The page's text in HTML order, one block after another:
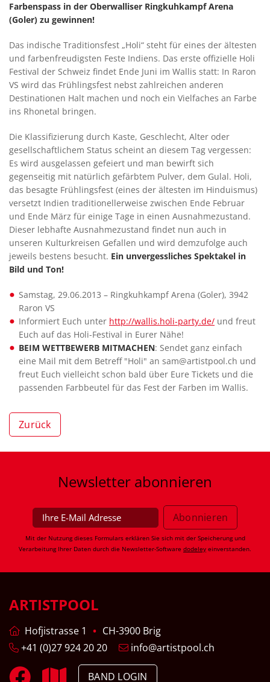
Farbenspass in der Oberwalliser Ringkuhkampf Arena
(Goler) zu gewinnen!
Das indische Traditionsfest „Holi“ steht für eines der ältesten
und farbenfreudigsten Feste Indiens. Das erste offizielle Holi
Festival der Schweiz findet Ende Juni im Wallis statt: In Raron
VS wird das Frühlingsfest nebst zahlreichen anderen
Destinationen Halt machen und noch ein Vielfaches an Farbe
ins Rhonetal bringen.
Die Klassifizierung durch Kaste, Geschlecht, Alter oder
gesellschaftlichem Status scheint an diesem Tag vergessen:
Es wird ausgelassen gefeiert und man bewirft sich
gegenseitig mit natürlich gefärbtem Pulver, dem Gulal. Holi,
das besagte Frühlingsfest (eines der ältesten im Hinduismus)
versetzt Indien traditionellerweise zwischen Ende Februar
und Ende März für einige Tage in einen Ausnahmezustand.
Dieser lebhafte Ausnahmezustand findet nun auch in
unseren Kulturkreisen Gefallen und wird demzufolge auch
jeweils bestens besucht. Ein unvergessliches Spektakel in
Bild und Ton!
Samstag, 29.06.2013 – Ringkuhkampf Arena (Goler), 3942
Raron VS
Informiert Euch unter http://wallis.holi-party.de/ und freut
Euch auf das Holi-Festival in Eurer Nähe!
BEIM WETTBEWERB MITMACHEN: Sendet ganz einfach
eine Mail mit dem Betreff "Holi" an sam@artistpool.ch und
freut Euch vielleicht schon bald über Eure Tickets und die
passenden Farbbeutel für das Fest der Farben im Wallis.
Zurück
Newsletter abonnieren
Mit der Nutzung dieses Formulars erklären Sie sich mit der Speicherung und
Verarbeitung Ihrer Daten durch die Newsletter-Software dodeley einverstanden.
ARTISTPOOL
Hofjistrasse 1
CH-3900 Brig
+41 (0)27 924 20 20
info@artistpool.ch
BAND LOGIN